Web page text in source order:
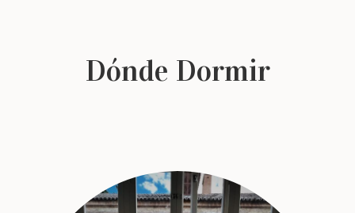
Dónde Dormir